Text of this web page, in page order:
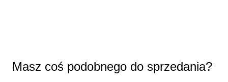
Masz coś podobnego do sprzedania?